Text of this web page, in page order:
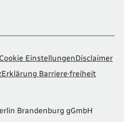
Cookie EinstellungenDisclaimer
Erklärung Barriere·freiheit
Brandenburg gGmbH